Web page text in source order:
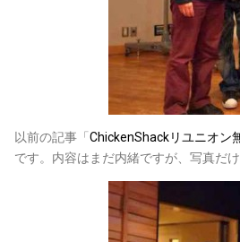
以前の記事「 ChickenShackリユニオン
です。内容はまだ内緒ですが、写真だ